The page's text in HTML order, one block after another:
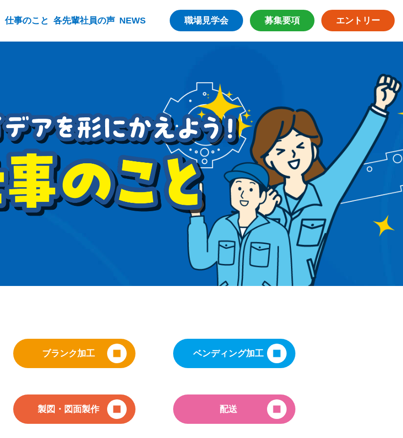
仕事のこと 各先輩社員の声 NEWS 職場見学会 募集要項 エントリー
ブランク加工 ベンディング加工
製図・図面製作 配送